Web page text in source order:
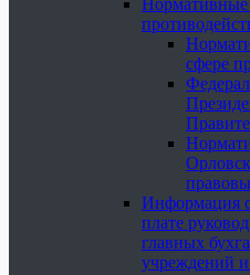
Нормативные
сфере
Информация о
плате
главных
учреждений